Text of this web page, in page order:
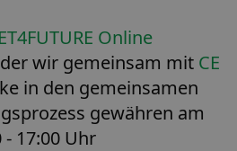
Online
wir gemeinsam mit CE
in den gemeinsamen
gewähren am
- 17:00 Uhr